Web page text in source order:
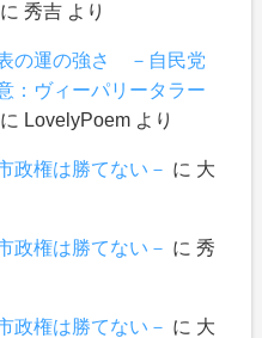
に 秀吉より
の運の強さ －自民党
：ヴィーパリータラー
に LovelyPoemより
権は勝てない－ に 大
権は勝てない－ に 秀
権は勝てない－ に 大